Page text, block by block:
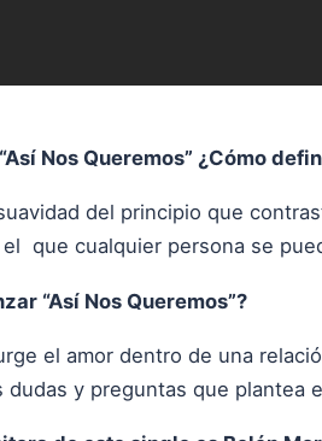
Nos Queremos” ¿Cómo
del principio que
que cualquier persona se
“Así Nos Queremos”?
el amor dentro de una
dudas y preguntas que plantea